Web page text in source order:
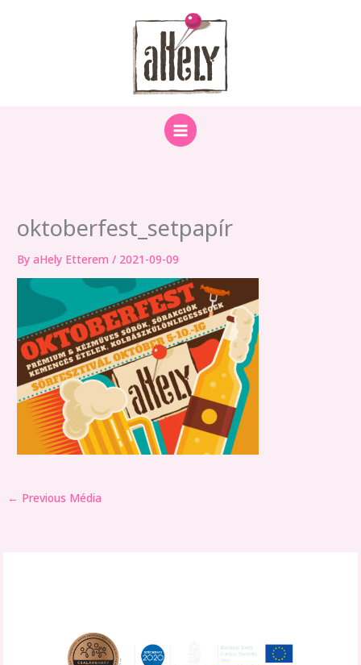
oktoberfest_setpapír
ByaHely Etterem/ 2021-09-09
← Previous Média